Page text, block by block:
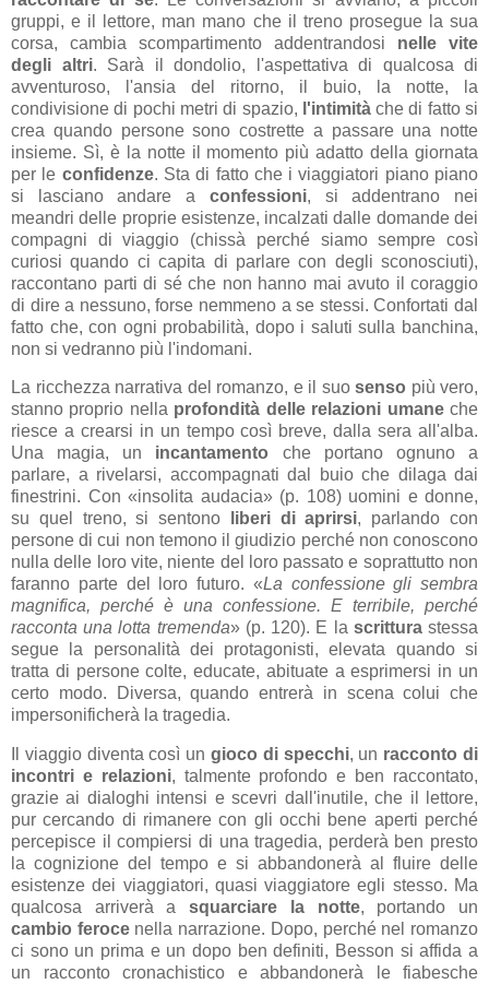
gruppi, e il lettore, man mano che il treno prosegue la sua
corsa, cambia scompartimento addentrandosi nelle vite
degli altri. Sarà il dondolio, l'aspettativa di qualcosa di
avventuroso, l'ansia del ritorno, il buio, la notte, la
condivisione di pochi metri di spazio, l'intimitàche di fatto si
crea quando persone sono costrette a passare una notte
insieme. Sì, è la notte il momento più adatto della giornata
per le confidenze. Sta di fatto che i viaggiatori piano piano
si lasciano andare a confessioni, si addentrano nei
meandri delle proprie esistenze, incalzati dalle domande dei
compagni di viaggio (chissà perché siamo sempre così
curiosi quando ci capita di parlare con degli sconosciuti),
raccontano parti di sé che non hanno mai avuto il coraggio
di dire a nessuno, forse nemmeno a se stessi. Confortati dal
fatto che, con ogni probabilità, dopo i saluti sulla banchina,
non si vedranno più l'indomani.
La ricchezza narrativa del romanzo, e il suo senso più vero,
stanno proprio nella profondità delle relazioni umaneche
riesce a crearsi in un tempo così breve, dalla sera all'alba.
Una magia, un incantamento che portano ognuno a
parlare, a rivelarsi, accompagnati dal buio che dilaga dai
finestrini. Con «insolita audacia» (p. 108) uomini e donne,
su quel treno, si sentono
liberi di aprirsi, parlando con
persone di cui non temono il giudizio perché non conoscono
nulla delle loro vite, niente del loro passato e soprattutto non
faranno parte del loro futuro. «La confessione gli sembra
magnifica, perché è una confessione. E terribile, perché
racconta una lotta tremenda» (p. 120). E la scritturastessa
segue la personalità dei protagonisti, elevata quando si
tratta di persone colte, educate, abituate a esprimersi in un
certo modo. Diversa, quando entrerà in scena colui che
impersonificherà la tragedia.
Il viaggio diventa così un gioco di specchi, un racconto di
incontri e relazioni, talmente profondo e ben raccontato,
grazie ai dialoghi intensi e scevri dall'inutile, che il lettore,
pur cercando di rimanere con gli occhi bene aperti perché
percepisce il compiersi di una tragedia, perderà ben presto
la cognizione del tempo e si abbandonerà al fluire delle
esistenze dei viaggiatori, quasi viaggiatore egli stesso. Ma
qualcosa arriverà asquarciare la notte, portando un
cambio feroce nella narrazione. Dopo, perché nel romanzo
ci sono un prima e un dopo ben definiti, Besson si affida a
un racconto cronachistico e abbandonerà le fiabesche